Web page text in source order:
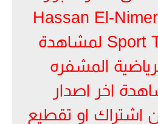
تيفي مباشر Hassan El-Nimer
Sport TV live apk لمشاهدة
المشفره
اخر اصدار
اشتراك او تقطيع